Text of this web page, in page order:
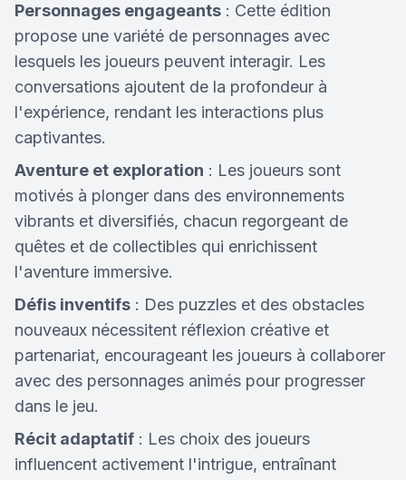
Personnages engageants : Cette édition
propose une variété de personnages avec
lesquels les joueurs peuvent interagir. Les
conversations ajoutent de la profondeur à
l'expérience, rendant les interactions plus
captivantes.
Aventure et exploration : Les joueurs sont
motivés à plonger dans des environnements
vibrants et diversifiés, chacun regorgeant de
quêtes et de collectibles qui enrichissent
l'aventure immersive.
Défis inventifs : Des puzzles et des obstacles
nouveaux nécessitent réflexion créative et
partenariat, encourageant les joueurs à collaborer
avec des personnages animés pour progresser
dans le jeu.
Récit adaptatif : Les choix des joueurs
influencent activement l'intrigue, entraînant